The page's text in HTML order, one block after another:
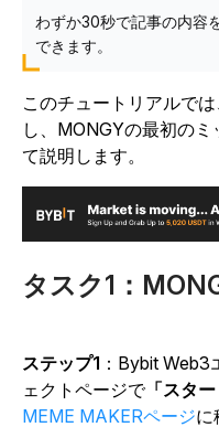
わずか30秒で記事の内容
できます。
このチュートリアルで
し、MONGYの最初の
て説明します。
タスク1：
ステップ1 ：Bybit
ェクトページで「スター
MEME MAKERページに